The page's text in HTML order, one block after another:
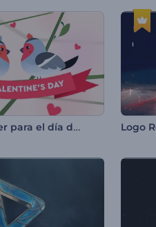
Hermoso opener para el día de San Valentín Logo